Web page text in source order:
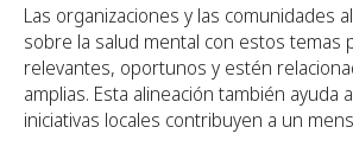
Las organizaciones y las comunidades
sobre la salud mental con estos
relevantes, oportunos y estén
amplias. Esta alineación también ayuda
iniciativas locales contribuyen a un